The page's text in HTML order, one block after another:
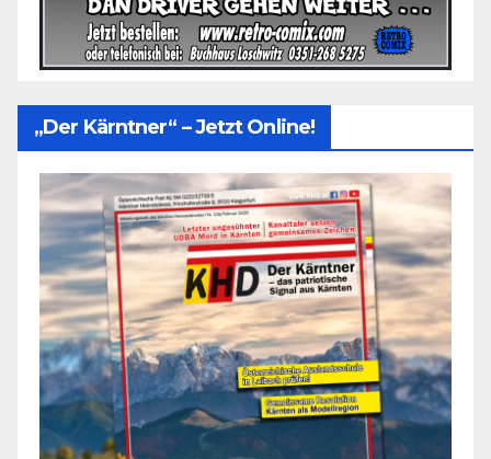
„Der Kärntner“ – Jetzt Online!